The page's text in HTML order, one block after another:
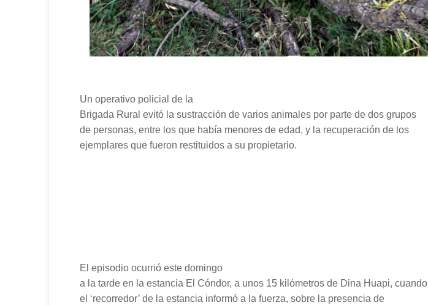
Un operativo policial de la
Brigada Rural evitó la sustracción de varios animales por parte de dos grupos
de personas, entre los que había menores de edad, y la recuperación de los
ejemplares que fueron restituidos a su propietario.
El episodio ocurrió este domingo
a la tarde en la estancia El Cóndor, a unos 15 kilómetros de Dina Huapi, cuando
el ‘recorredor’ de la estancia informó a la fuerza, sobre la presencia de